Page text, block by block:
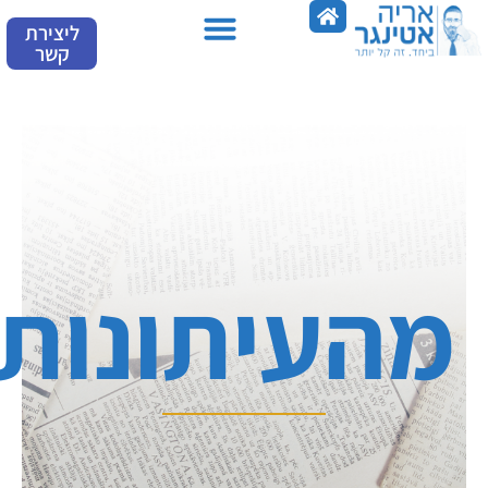
ליצירת
קשר
מהעיתונות